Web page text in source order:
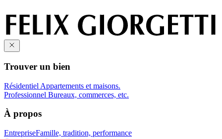
Trouver un bien
Résidentiel Appartements et maisons.
Professionnel Bureaux, commerces, etc.
À propos
EntrepriseFamille, tradition, performance